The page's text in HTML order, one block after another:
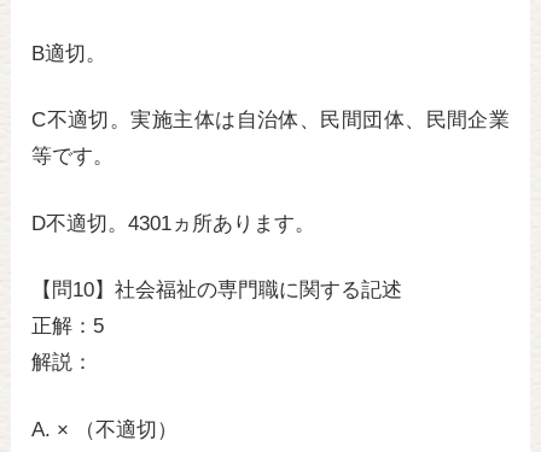
B適切。
C不適切。実施主体は自治体、民間団体、民間企業
等です。
D不適切。4301ヵ所あります。
【問10】社会福祉の専門職に関する記述
正解：5
解説：
A. × （不適切）